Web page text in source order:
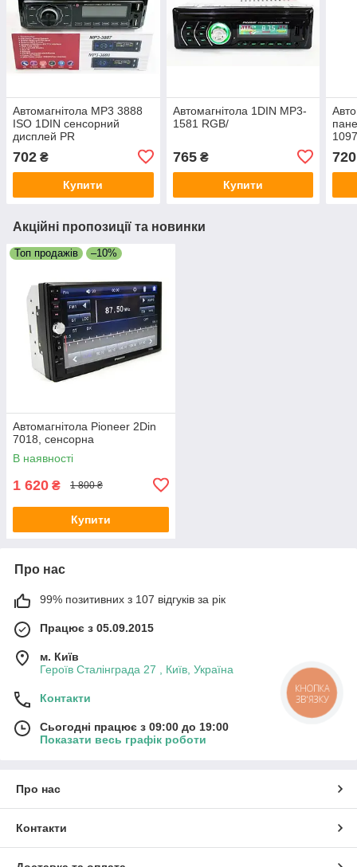
Автомагнітола MP3 3888
ISO 1DIN сенсорний
дисплей PR
702 ₴
Купити
Автомагнітола 1DIN MP3-
1581 RGB/
765₴
Купити
720
Акційні пропозиції та новинки
Топ продажів –10%
Автомагнітола Pioneer 2Din
7018, сенсорна
В наявності
1 620 ₴ 1 800 ₴
Купити
Про нас
99% позитивних з 107 відгуків за рік
Працює з 05.09.2015
м. Київ
Героїв Сталінграда 27 , Київ, Україна
Контакти
Сьогодні працює з 09:00 до 19:00
Показати весь графік роботи
Про нас
Контакти
КНОПКА
ЗВ'ЯЗКУ